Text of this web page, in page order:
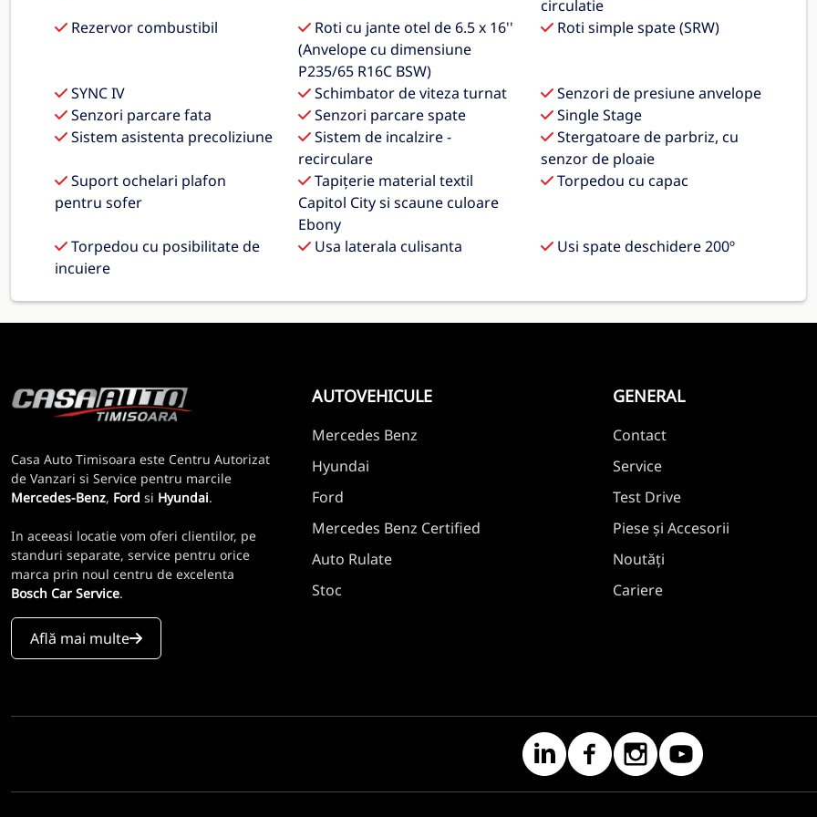
circulatie
Rezervor combustibil
Roti cu jante otel de 6.5 x 16''
(Anvelope cu dimensiune
P235/65 R16C BSW)
Roti simple spate (SRW)
SYNC IV Schimbator de viteza turnat
Senzori de presiune anvelope
Senzori parcare fata
Senzori parcare spate
Single Stage
Sistem asistenta precoliziune
Sistem de incalzire -
recirculare
Stergatoare de parbriz, cu
senzor de ploaie
Suport ochelari plafon
pentru sofer
Tapițerie material textil
Capitol City si scaune culoare
Ebony
Torpedou cu capac
Torpedou cu posibilitate de
incuiere
Usa laterala culisanta Usi spate deschidere 200º
Casa Auto Timisoara este Centru Autorizat
de Vanzari si Service pentru marcile
Mercedes-Benz, Ford si Hyundai.
In aceeasi locatie vom oferi clientilor, pe
standuri separate, service pentru orice
marca prin noul centru de excelenta
Bosch Car Service.
Află mai multe
AUTOVEHICULE
Mercedes Benz
Hyundai
Ford
Mercedes Benz Certified
Auto Rulate
Stoc
GENERAL
Contact
Service
Test Drive
Piese și Accesorii
Noutăți
Cariere